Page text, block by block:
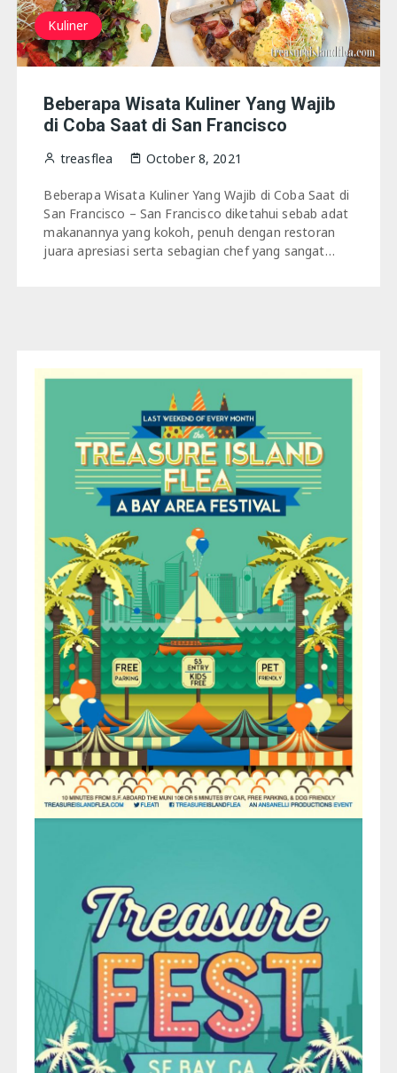
Kuliner
Beberapa Wisata Kuliner Yang Wajib
di Coba Saat di San Francisco
treasflea October 8, 2021
Beberapa Wisata Kuliner Yang Wajib di Coba Saat di
San Francisco – San Francisco diketahui sebab adat
makanannya yang kokoh, penuh dengan restoran
juara apresiasi serta sebagian chef yang sangat…